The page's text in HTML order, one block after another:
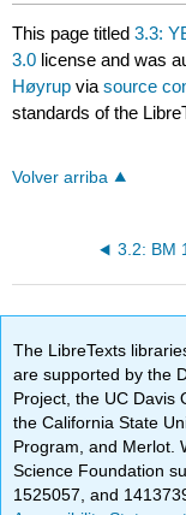
This page titled3.3:
3.0 license and was
Høyrup viasource
standards of the
Volver arriba
3.2: BM
The LibreTexts
are supported by the
Project, the UC Davis
the California State
Program, and Merlot.
Science Foundation
1525057, and